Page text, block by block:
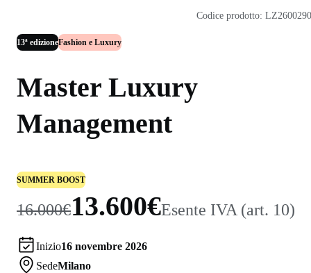
13ª edizioneFashion e Luxury
Master Luxury
Management
SUMMER BOOST
16.000€13.600€Esente IVA (art. 10)
Inizio16 novembre 2026
SedeMilano
Codice prodotto: